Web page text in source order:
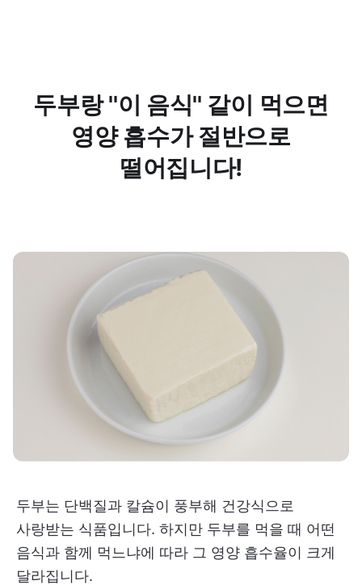
두부랑 ''이 음식'' 같이 먹으면
영양 흡수가 절반으로
떨어집니다!
두부는 단백질과 칼슘이 풍부해 건강식으로
사랑받는 식품입니다. 하지만 두부를 먹을 때 어떤
음식과 함께 먹느냐에 따라 그 영양 흡수율이 크게
달라집니다.